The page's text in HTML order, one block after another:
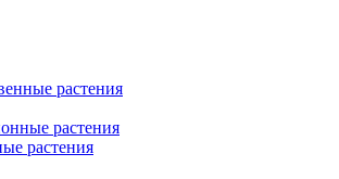
растения
растения
растения